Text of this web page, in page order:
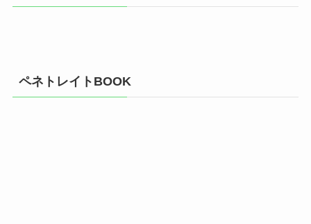
ペネトレイトBOOK